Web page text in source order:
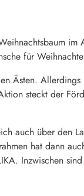
für
Ästen.
steckt der
auch über den
hat dann
Inzwischen